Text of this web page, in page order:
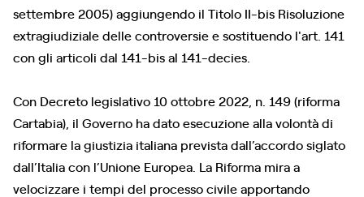
settembre 2005) aggiungendo il Titolo II-bis Risoluzione
extragiudiziale delle controversie e sostituendo l'art. 141
con gli articoli dal 141-bis al 141-decies.
Con Decreto legislativo 10 ottobre 2022, n. 149 (riforma
Cartabia), il Governo ha dato esecuzione alla volontà di
riformare la giustizia italiana prevista dall’accordo siglato
dall’Italia con l’Unione Europea. La Riforma mira a
velocizzare i tempi del processo civile apportando